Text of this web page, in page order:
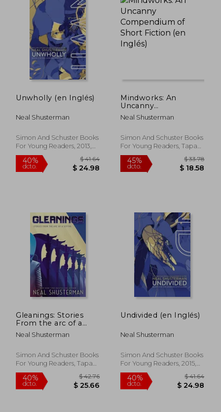
Unwholly (en Inglés)
Neal Shusterman
Simon And Schuster Books
For Young Readers, 2013,
No Edición, Tapa Blanda,
Nuevo
Mindworks: An
Uncanny
Compendium of
Short Fiction (en
Neal Shusterman
Simon And Schuster Books
For Young Readers, Tapa
Blanda, Nuevo
Gleanings: Stories
From the arc of a
Scythe (en Inglés)
Neal Shusterman
Simon And Schuster Books
For Young Readers, Tapa
Blanda, Nuevo
Undivided (en Inglés)
Neal Shusterman
Simon And Schuster Books
For Young Readers, 2015,
No Edición, Tapa Blanda,
Nuevo